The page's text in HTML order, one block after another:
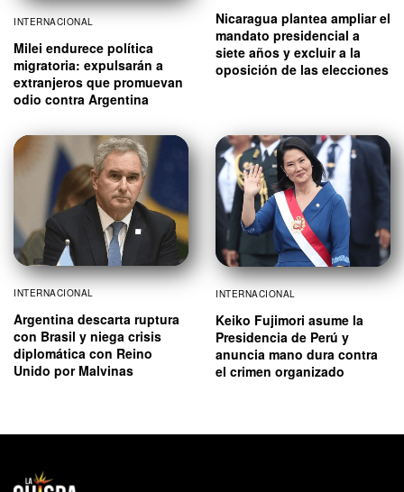
INTERNACIONAL
Milei endurece política
migratoria: expulsarán a
extranjeros que promuevan
odio contra Argentina
Nicaragua plantea ampliar el
mandato presidencial a
siete años y excluir a la
oposición de las elecciones
INTERNACIONAL
Argentina descarta ruptura
con Brasil y niega crisis
diplomática con Reino
Unido por Malvinas
INTERNACIONAL
Keiko Fujimori asume la
Presidencia de Perú y
anuncia mano dura contra
el crimen organizado